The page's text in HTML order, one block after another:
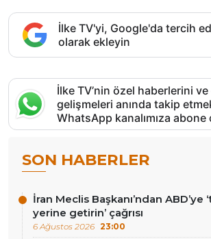
İlke TV'yi, Google'da tercih
olarak ekleyin
İlke TV’nin özel haberlerini
gelişmeleri anında takip
WhatsApp kanalımıza
SON HABERLER
İran Meclis Başkanı’ndan ABD’ye
yerine getirin’ çağrısı
6 Ağustos 2026 23:00